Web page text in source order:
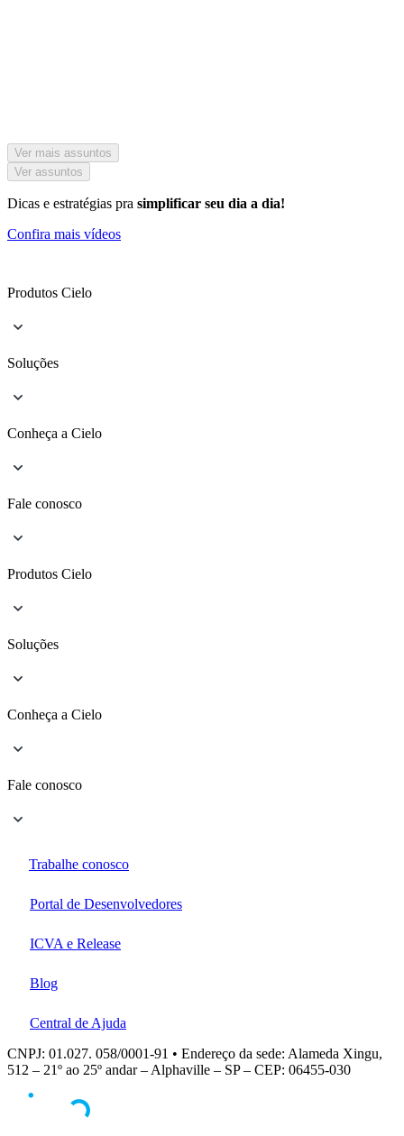
Ver mais assuntos
Ver assuntos
Dicas e estratégias pra simplificar seu dia a dia!
Confira mais vídeos
Produtos Cielo
Soluções
Conheça a Cielo
Fale conosco
Produtos Cielo
Soluções
Conheça a Cielo
Fale conosco
Trabalhe conosco
Portal de Desenvolvedores
ICVA e Release
Blog
Central de Ajuda
CNPJ: 01.027. 058/0001-91 • Endereço da sede: Alameda Xingu,
512 – 21º ao 25º andar – Alphaville – SP – CEP: 06455-030